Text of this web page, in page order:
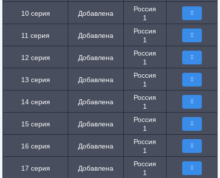
10 серия Добавлена
Россия
1
11 серия Добавлена
Россия
1
12 серия Добавлена
Россия
1
13 серия Добавлена
Россия
1
14 серия Добавлена
Россия
1
15 серия Добавлена
Россия
1
16 серия Добавлена
Россия
1
17 серия Добавлена
Россия
1